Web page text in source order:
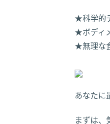
★科学的
★ボディ
★無理な
あなたに
まずは、